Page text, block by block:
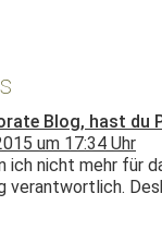
Blog, hast du
um 17:34 Uhr
ich nicht mehr für
ver­ant­wortlich.